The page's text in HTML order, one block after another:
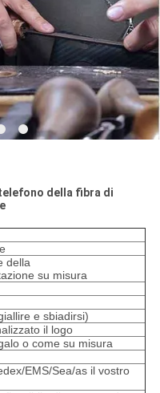
della fibra di
della
su misura
e sbiadirsi)
il logo
o come su misura
EMS/Sea/as il vostro